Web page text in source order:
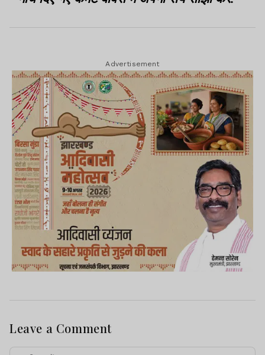
Advertisement
Leave a Comment